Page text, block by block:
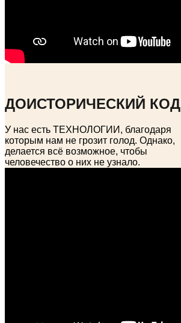
ДОИСТОРИЧЕСКИЙ КОД
У нас есть ТЕХНОЛОГИИ, благодаря
которым нам не грозит голод. Однако,
делается всё возможное, чтобы
человечество о них не узнало.